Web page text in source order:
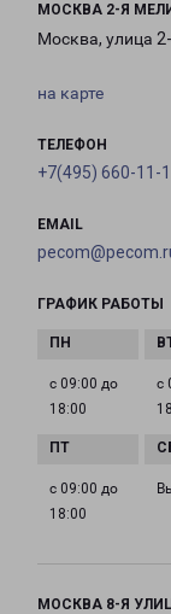
МОСКВА 2-Я
Москва, улица
на карте
ТЕЛЕФОН
+7(495) 660-11-
EMAIL
ГРАФИК РАБОТЫ
с 09:00 до
18:00
с
с 09:00 до
18:00
МОСКВА 8-Я